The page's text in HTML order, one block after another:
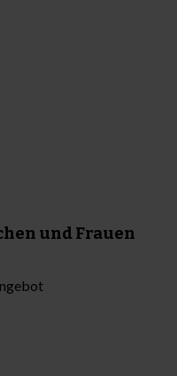
und Frauen